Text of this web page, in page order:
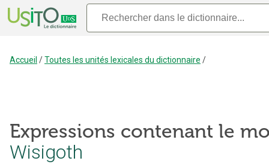
Accueil /Toutes les unités lexicales du dictionnaire /
Expressions contenant le
Wisigoth